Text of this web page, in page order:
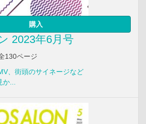
購入
2023年6月号
130ページ
、街頭のサイネージなど
...